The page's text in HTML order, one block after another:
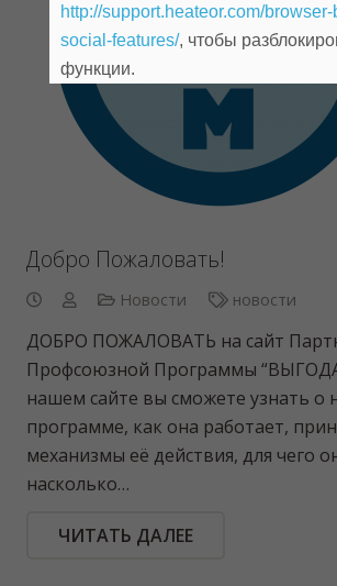
Добро Пожаловать!
Новости новости
ДОБРО ПОЖАЛОВАТЬ на сайт
Профсоюзной Программы
нашем сайте вы сможете узнать о
программе, как она работает,
механизмы её действия, для чего
насколько…
ЧИТАТЬ ДАЛЕЕ
http://support.heateor.com/
social-features/, чтобы
функции.